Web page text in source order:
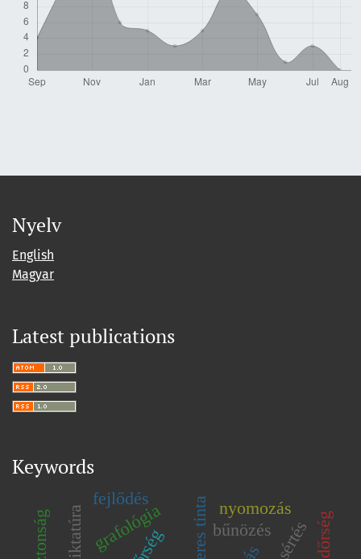
Nyelv
English
Magyar
Latest publications
Keywords
bűnözés
grafológia nyomozás
fejlődés